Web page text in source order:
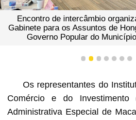
Encontro de intercâmbio
Gabinete para os Assuntos de
Governo Popular do
1 2 3 4 5 6 7
Os representantes do
Comércio e do Investimento
Administrativa Especial de